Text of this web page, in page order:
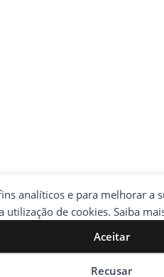
analíticos e para melhorar a
utilização de cookies. Saiba
Aceitar
Recusar